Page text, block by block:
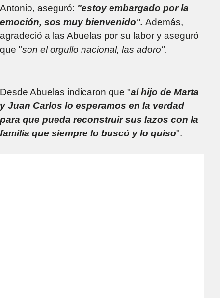
Antonio, aseguró: "estoy embargado por la
emoción, sos muy bienvenido". Además,
agradeció a las Abuelas por su labor y aseguró
que "son el orgullo nacional, las adoro".
Desde Abuelas indicaron que "al hijo de Marta
y Juan Carlos lo esperamos en la verdad
para que pueda reconstruir sus lazos con la
familia que siempre lo buscó y lo quiso".